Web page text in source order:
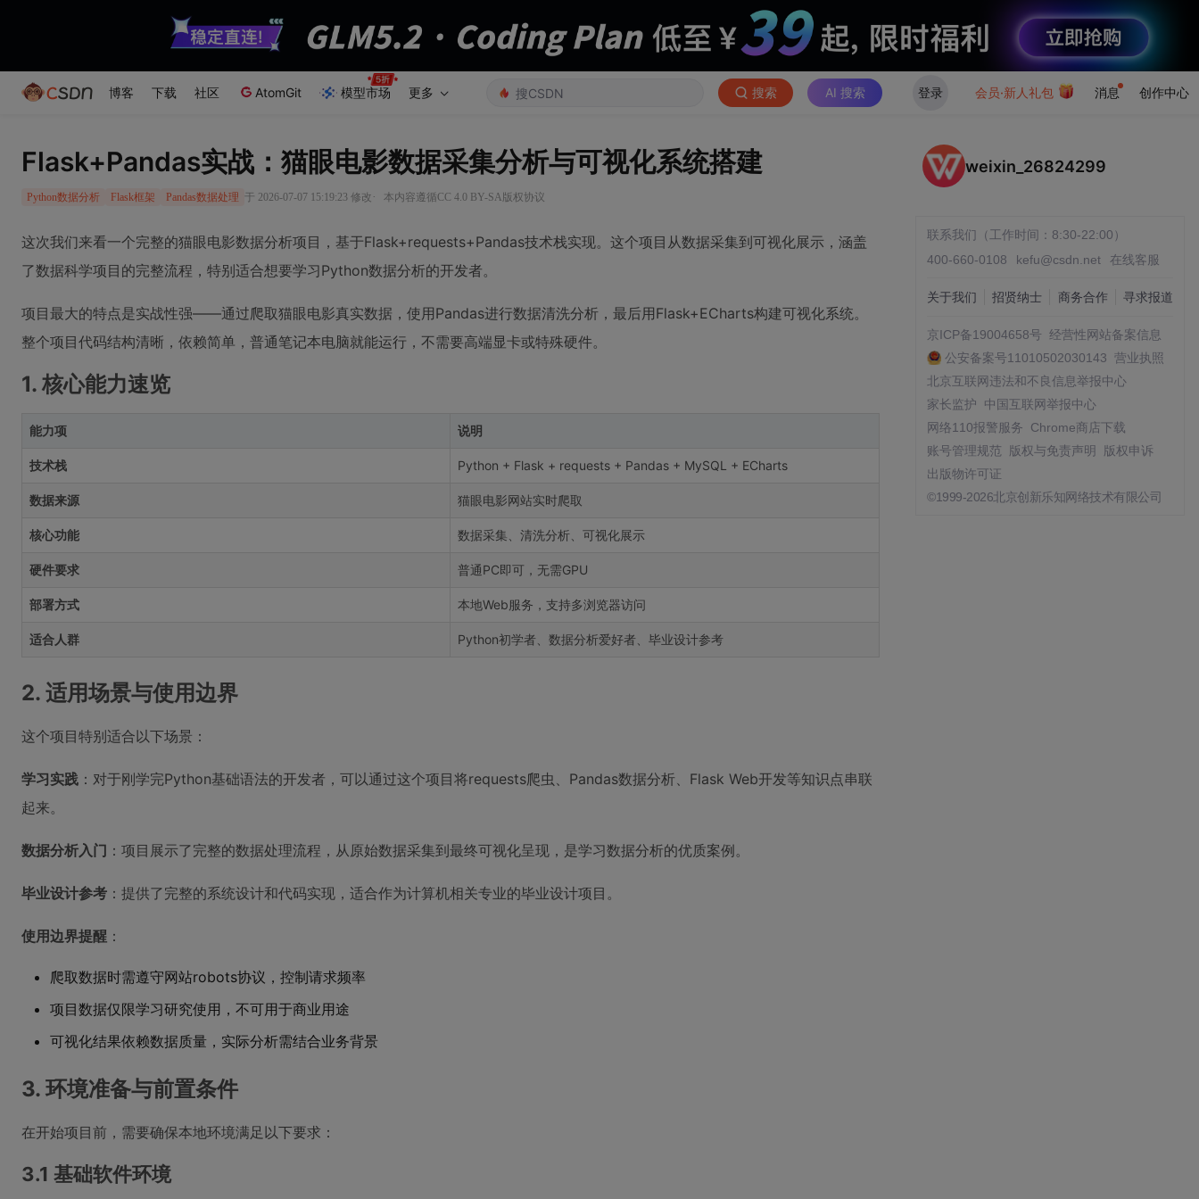
博客 下载 社区 AtomGit 模型市场 更多 搜索 AI 搜索 登录 会员·新人礼包 消息 创作中心
Flask+Pandas实战：猫眼电影数据采集分析与可视化系统搭建
Python数据分析 Flask框架 Pandas数据处理 于 2026-07-07 15:19:23 修改 · 本内容遵循CC 4.0 BY-SA版权协议
这次我们来看一个完整的猫眼电影数据分析项目，基于Flask+requests+Pandas技术栈实现。这个项目从数据采集到可视化展示，涵盖
了数据科学项目的完整流程，特别适合想要学习Python数据分析的开发者。
项目最大的特点是实战性强——通过爬取猫眼电影真实数据，使用Pandas进行数据清洗分析，最后用Flask+ECharts构建可视化系统。
整个项目代码结构清晰，依赖简单，普通笔记本电脑就能运行，不需要高端显卡或特殊硬件。
1. 核心能力速览
能力项 说明
技术栈 Python + Flask + requests + Pandas + MySQL + ECharts
数据来源 猫眼电影网站实时爬取
核心功能 数据采集、清洗分析、可视化展示
硬件要求 普通PC即可，无需GPU
部署方式 本地Web服务，支持多浏览器访问
适合人群 Python初学者、数据分析爱好者、毕业设计参考
2. 适用场景与使用边界
这个项目特别适合以下场景：
学习实践 ：对于刚学完Python基础语法的开发者，可以通过这个项目将requests爬虫、Pandas数据分析、Flask Web开发等知识点串联
起来。
数据分析入门 ：项目展示了完整的数据处理流程，从原始数据采集到最终可视化呈现，是学习数据分析的优质案例。
毕业设计参考 ：提供了完整的系统设计和代码实现，适合作为计算机相关专业的毕业设计项目。
使用边界提醒 ：
爬取数据时需遵守网站robots协议，控制请求频率
项目数据仅限学习研究使用，不可用于商业用途
可视化结果依赖数据质量，实际分析需结合业务背景
3. 环境准备与前置条件
在开始项目前，需要确保本地环境满足以下要求：
3.1 基础软件环境
weixin_26824299
联系我们（工作时间：8:30-22:00）
400-660-0108
kefu@csdn.net 在线客服
关于我们 招贤纳士 商务合作 寻求报道
京ICP备19004658号 经营性网站备案信息
公安备案号11010502030143 营业执照
北京互联网违法和不良信息举报中心
家长监护
中国互联网举报中心
网络110报警服务
Chrome商店下载
账号管理规范
版权与免责声明
版权申诉
出版物许可证
©1999-2026北京创新乐知网络技术有限公司